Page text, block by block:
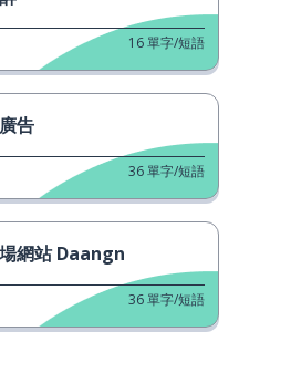
16單字/短語
告
36單字/短語
網站 Daangn
36單字/短語